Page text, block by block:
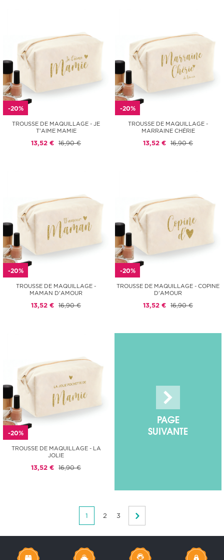
-20%
TROUSSE DE MAQUILLAGE - JE
T'AIME MAMIE
13,52 € 16,90 €
-20%
TROUSSE DE MAQUILLAGE -
MARRAINE CHÉRIE
13,52 € 16,90 €
-20%
TROUSSE DE MAQUILLAGE -
MAMAN D'AMOUR
13,52 € 16,90 €
-20%
TROUSSE DE MAQUILLAGE - COPINE
D'AMOUR
13,52 € 16,90 €
-20%
TROUSSE DE MAQUILLAGE - LA
JOLIE
13,52 € 16,90 €
PAGE
SUIVANTE
1 2 3